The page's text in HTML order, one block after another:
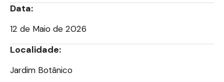
Data:
12 de Maio de 2026
Localidade:
Jardim Botânico